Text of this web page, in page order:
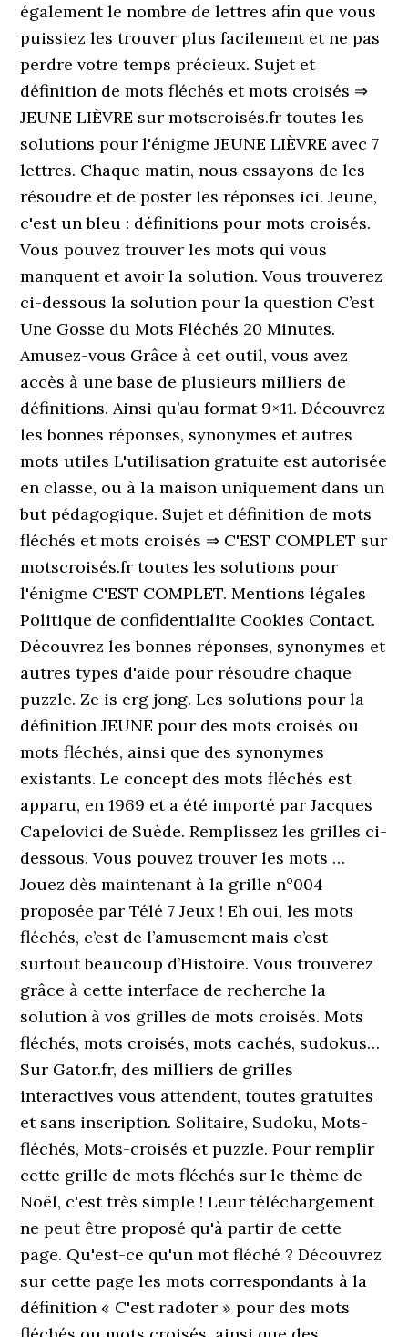
également le nombre de lettres afin que vous
puissiez les trouver plus facilement et ne pas
perdre votre temps précieux. Sujet et
définition de mots fléchés et mots croisés ⇒
JEUNE LIÈVRE sur motscroisés.fr toutes les
solutions pour l'énigme JEUNE LIÈVRE avec 7
lettres. Chaque matin, nous essayons de les
résoudre et de poster les réponses ici. Jeune,
c'est un bleu : définitions pour mots croisés.
Vous pouvez trouver les mots qui vous
manquent et avoir la solution. Vous trouverez
ci-dessous la solution pour la question C’est
Une Gosse du Mots Fléchés 20 Minutes.
Amusez-vous Grâce à cet outil, vous avez
accès à une base de plusieurs milliers de
définitions. Ainsi qu’au format 9×11. Découvrez
les bonnes réponses, synonymes et autres
mots utiles L'utilisation gratuite est autorisée
en classe, ou à la maison uniquement dans un
but pédagogique. Sujet et définition de mots
fléchés et mots croisés ⇒ C'EST COMPLET sur
motscroisés.fr toutes les solutions pour
l'énigme C'EST COMPLET. Mentions légales
Politique de confidentialite Cookies Contact.
Découvrez les bonnes réponses, synonymes et
autres types d'aide pour résoudre chaque
puzzle. Ze is erg jong. Les solutions pour la
définition JEUNE pour des mots croisés ou
mots fléchés, ainsi que des synonymes
existants. Le concept des mots fléchés est
apparu, en 1969 et a été importé par Jacques
Capelovici de Suède. Remplissez les grilles ci-
dessous. Vous pouvez trouver les mots …
Jouez dès maintenant à la grille n°004
proposée par Télé 7 Jeux ! Eh oui, les mots
fléchés, c’est de l’amusement mais c’est
surtout beaucoup d’Histoire. Vous trouverez
grâce à cette interface de recherche la
solution à vos grilles de mots croisés. Mots
fléchés, mots croisés, mots cachés, sudokus…
Sur Gator.fr, des milliers de grilles
interactives vous attendent, toutes gratuites
et sans inscription. Solitaire, Sudoku, Mots-
fléchés, Mots-croisés et puzzle. Pour remplir
cette grille de mots fléchés sur le thème de
Noël, c'est très simple ! Leur téléchargement
ne peut être proposé qu'à partir de cette
page. Qu'est-ce qu'un mot fléché ? Découvrez
sur cette page les mots correspondants à la
définition « C'est radoter » pour des mots